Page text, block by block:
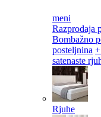
meni
Razprodaja
Bombažno
posteljnina
satenaste
Rjuhe